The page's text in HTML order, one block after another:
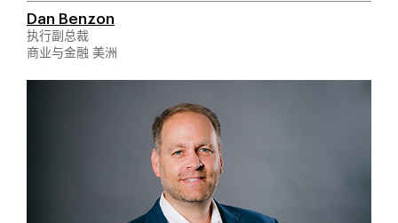
Dan Benzon
执行副总裁
商业与金融 美洲